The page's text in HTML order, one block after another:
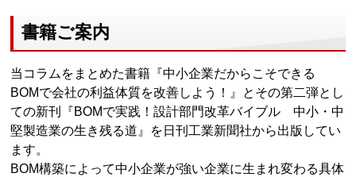
書籍ご案内
当コラムをまとめた書籍『中小企業だからこそできる
BOMで会社の利益体質を改善しよう！』とその第二弾とし
ての新刊『BOMで実践！設計部門改革バイブル 中小・中
堅製造業の生き残る道』を日刊工業新聞社から出版してい
ます。
BOM構築によって中小企業が強い企業に生まれ変わる具体